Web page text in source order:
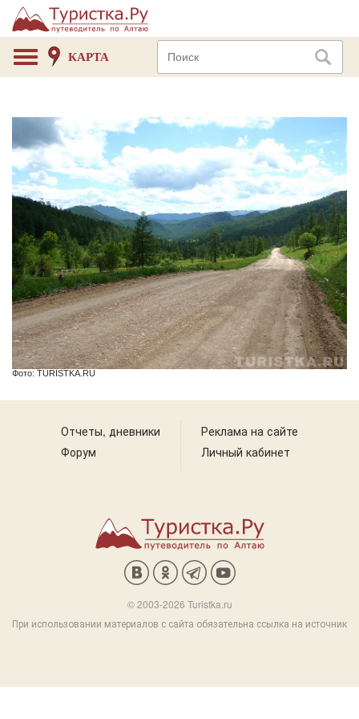
КАРТА
Фото: TURISTKA.RU
Отчеты, дневники
Форум
Реклама на сайте
Личный кабинет
© 2003-2026 Turistka.ru
При использовании материалов с сайта обязательна ссылка на источник